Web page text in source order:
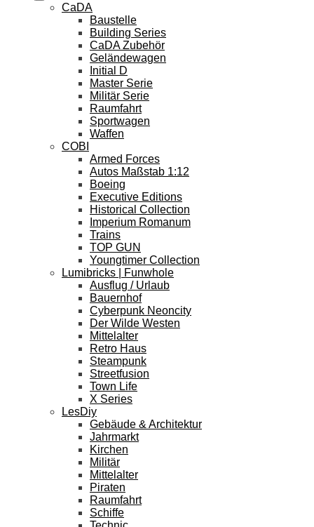
CaDA
Baustelle
Building Series
CaDA Zubehör
Geländewagen
Initial D
Master Serie
Militär Serie
Raumfahrt
Sportwagen
Waffen
COBI
Armed Forces
Autos Maßstab 1:12
Boeing
Executive Editions
Historical Collection
Imperium Romanum
Trains
TOP GUN
Youngtimer Collection
Lumibricks | Funwhole
Ausflug / Urlaub
Bauernhof
Cyberpunk Neoncity
Der Wilde Westen
Mittelalter
Retro Haus
Steampunk
Streetfusion
Town Life
X Series
LesDiy
Gebäude & Architektur
Jahrmarkt
Kirchen
Militär
Mittelalter
Piraten
Raumfahrt
Schiffe